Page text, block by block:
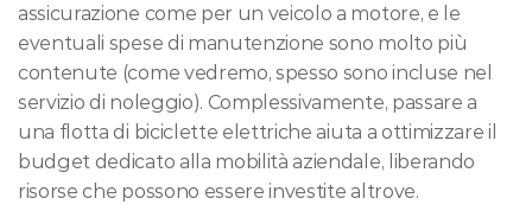
assicurazione come per un veicolo a motore, e le
eventuali spese di manutenzione sono molto più
contenute (come vedremo, spesso sono incluse nel
servizio di noleggio). Complessivamente, passare a
una flotta di biciclette elettriche aiuta a ottimizzare il
budget dedicato alla mobilità aziendale, liberando
risorse che possono essere investite altrove.